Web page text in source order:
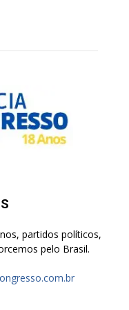
partidos políticos,
pelo Brasil.